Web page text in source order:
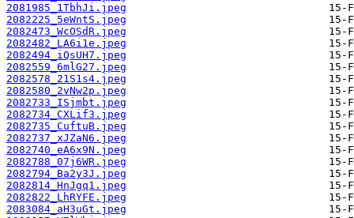
2081985_1TbhJi.jpeg
2082225_5eWntS.jpeg
2082473_WcOSdR.jpeg
2082482_LA6i1e.jpeg
2082494_iQsUH7.jpeg
2082559_6mlG27.jpeg
2082578_21S1s4.jpeg
2082580_2vNw2p.jpeg
2082733_ISjmbt.jpeg
2082734_CXLif3.jpeg
2082735_CuftuB.jpeg
2082737_xJZaN6.jpeg
2082740_eA6x9N.jpeg
2082788_07j6WR.jpeg
2082794_Ba2y3J.jpeg
2082814_HnJgq1.jpeg
2082822_LhRYFE.jpeg
2083084_aH3uGt.jpeg